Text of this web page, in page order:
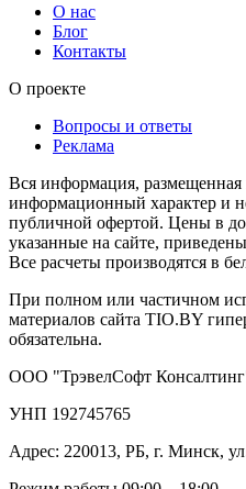
О нас
Блог
Контакты
О проекте
Вопросы и ответы
Реклама
Вся информация, размещенная
информационный характер и
публичной офертой. Цены в
указанные на сайте,
Все расчеты производятся в
При полном или частичном
материалов сайта TIO.BY
обязательна.
ООО "ТрэвелСофт
УНП 192745765
Адрес: 220013, РБ, г. Минск,